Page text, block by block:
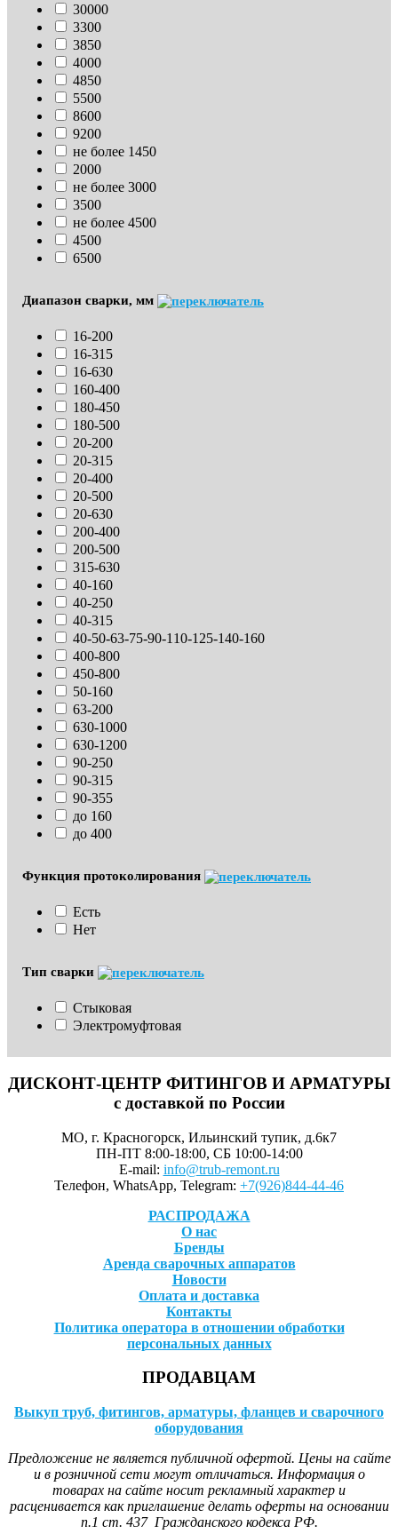
30000
3300
3850
4000
4850
5500
8600
9200
не более 1450
2000
не более 3000
3500
не более 4500
4500
6500
Диапазон сварки, мм
16-200
16-315
16-630
160-400
180-450
180-500
20-200
20-315
20-400
20-500
20-630
200-400
200-500
315-630
40-160
40-250
40-315
40-50-63-75-90-110-125-140-160
400-800
450-800
50-160
63-200
630-1000
630-1200
90-250
90-315
90-355
до 160
до 400
Функция протоколирования
Есть
Нет
Тип сварки
Стыковая
Электромуфтовая
ДИСКОНТ-ЦЕНТР ФИТИНГОВ И АРМАТУРЫ
с доставкой по России
МО, г. Красногорск, Ильинский тупик, д.6к7
ПН-ПТ 8:00-18:00, СБ 10:00-14:00
E-mail: info@trub-remont.ru
Телефон, WhatsApp, Telegram: +7(926)844-44-46
РАСПРОДАЖА
О нас
Бренды
Аренда сварочных аппаратов
Новости
Оплата и доставка
Контакты
Политика оператора в отношении обработки
персональных данных
ПРОДАВЦАМ
Выкуп труб, фитингов, арматуры, фланцев и сварочного
оборудования
Предложение не является публичной офертой. Цены на сайте
и в розничной сети могут отличаться. Информация о
товарах на сайте носит рекламный характер и
расценивается как приглашение делать оферты на основании
п.1 ст. 437 Гражданского кодекса РФ.